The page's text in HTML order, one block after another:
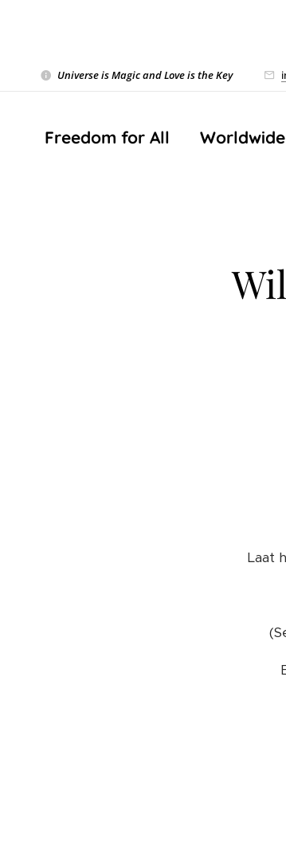
Universe is Magic and Love is the Key❤️
Freedom for All ❤️ Worldwide
Laat